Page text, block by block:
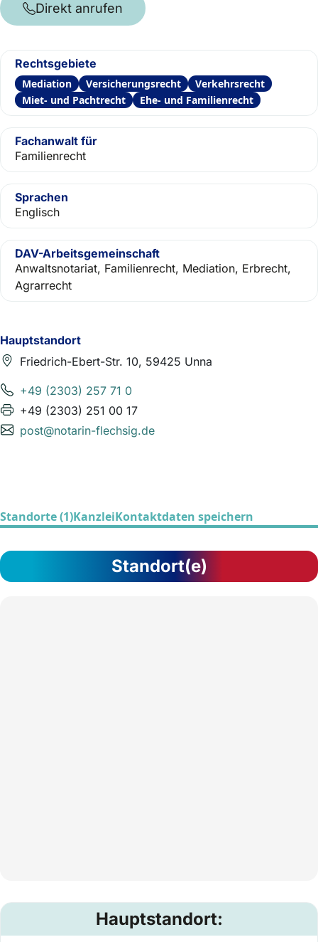
Hauptstandort
Friedrich-Ebert-Str. 10, 59425 Unna
+49 (2303) 257 71 0
+49 (2303) 251 00 17
post@notarin-flechsig.de
Direkt anrufen
Rechtsgebiete
Mediation Versicherungsrecht
Verkehrsrecht
Miet- und Pachtrecht
Ehe- und Familienrecht
Fachanwalt für
Familienrecht
Sprachen
Englisch
DAV-Arbeitsgemeinschaft
Anwaltsnotariat, Familienrecht, Mediation, Erbrecht,
Agrarrecht
Standorte (1)KanzleiKontaktdaten speichern
Standort(e)
Hauptstandort: